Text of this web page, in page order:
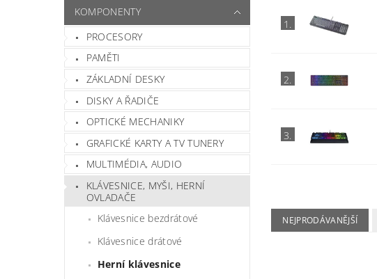
KOMPONENTY
PROCESORY
PAMĚTI
ZÁKLADNÍ DESKY
DISKY A ŘADIČE
OPTICKÉ MECHANIKY
GRAFICKÉ KARTY A TV TUNERY
MULTIMÉDIA, AUDIO
KLÁVESNICE, MYŠI, HERNÍ
OVLADAČE
Klávesnice bezdrátové
Klávesnice drátové
Herní klávesnice
1.
2.
3.
NEJPRODÁVANĚJŠÍ